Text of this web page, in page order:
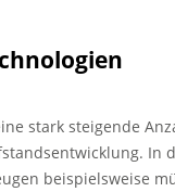
stark steigende
In
beispielsweise